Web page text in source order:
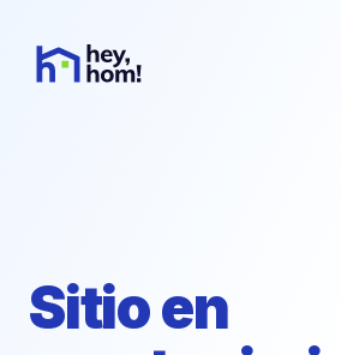
Sitio en